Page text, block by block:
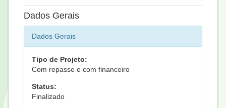
Dados Gerais
Dados Gerais
Tipo de Projeto:
Com repasse e com financeiro
Status:
Finalizado